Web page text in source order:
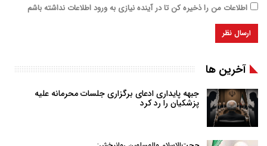
اطلاعات من را ذخیره کن تا در آینده نیازی به ورود اطلاعات نداشته باشم
آخرین ها
جبهه پایداری ادعای برگزاری جلسات محرمانه علیه
پزشکیان را رد کرد